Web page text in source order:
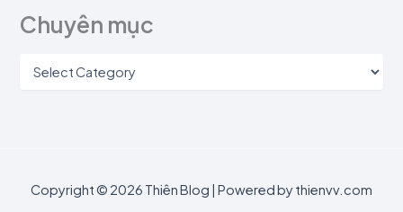
Chuyên mục
Copyright © 2026 Thiên Blog | Powered by thienvv.com